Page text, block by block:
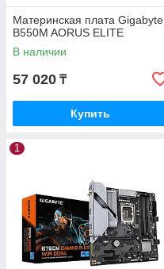
Материнская плата Gigabyte
B550M AORUS ELITE
В наличии
57 020 ₸
Купить
1